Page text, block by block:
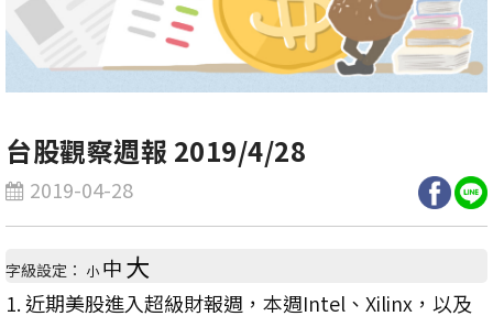
台股觀察週報 2019/4/28
2019-04-28
字級設定： 小 中大
1. 近期美股進入超級財報週，本週Intel、Xilinx，以及